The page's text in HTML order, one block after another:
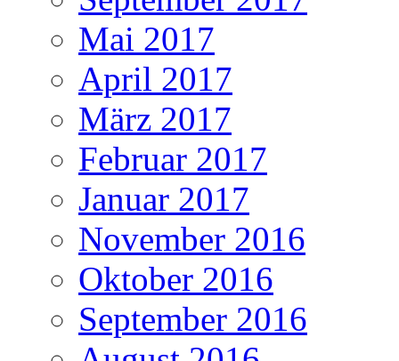
Mai 2017
April 2017
März 2017
Februar 2017
Januar 2017
November 2016
Oktober 2016
September 2016